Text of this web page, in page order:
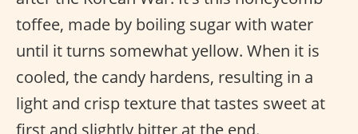
toffee, made by boiling sugar with water
until it turns somewhat yellow. When it is
cooled, the candy hardens, resulting in a
light and crisp texture that tastes sweet at
first and slightly bitter at the end.